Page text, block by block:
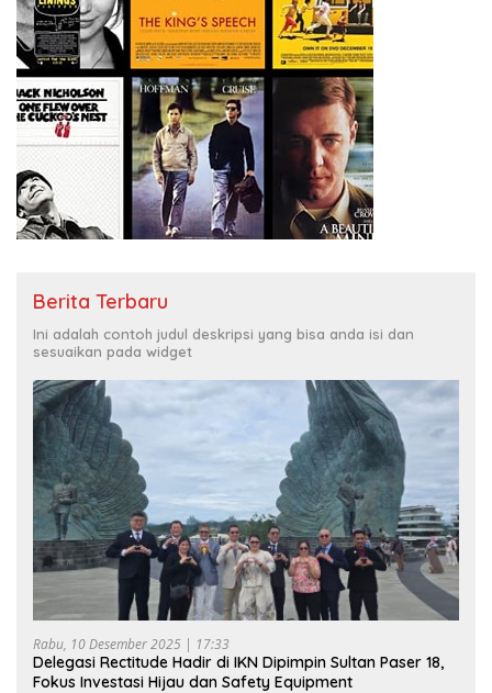
Berita Terbaru
Ini adalah contoh judul deskripsi yang bisa anda isi dan
sesuaikan pada widget
Rabu, 10 Desember 2025 | 17:33
Delegasi Rectitude Hadir di IKN Dipimpin Sultan Paser 18,
Fokus Investasi Hijau dan Safety Equipment